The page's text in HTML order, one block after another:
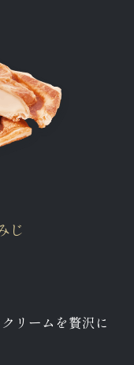
じ
リームを贅沢に